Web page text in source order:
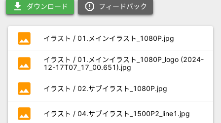
download ダウンロード report_gmailerrorred フィードバック
photo イラスト / 01.メインイラスト_1080P.jpg
photo
イラスト / 01.メインイラスト_1080P_logo (2024-
12-17T07_17_00.651).jpg
photo イラスト / 02.サブイラスト_1080P.jpg
photo イラスト / 04.サブイラスト_1500P2_line1.jpg